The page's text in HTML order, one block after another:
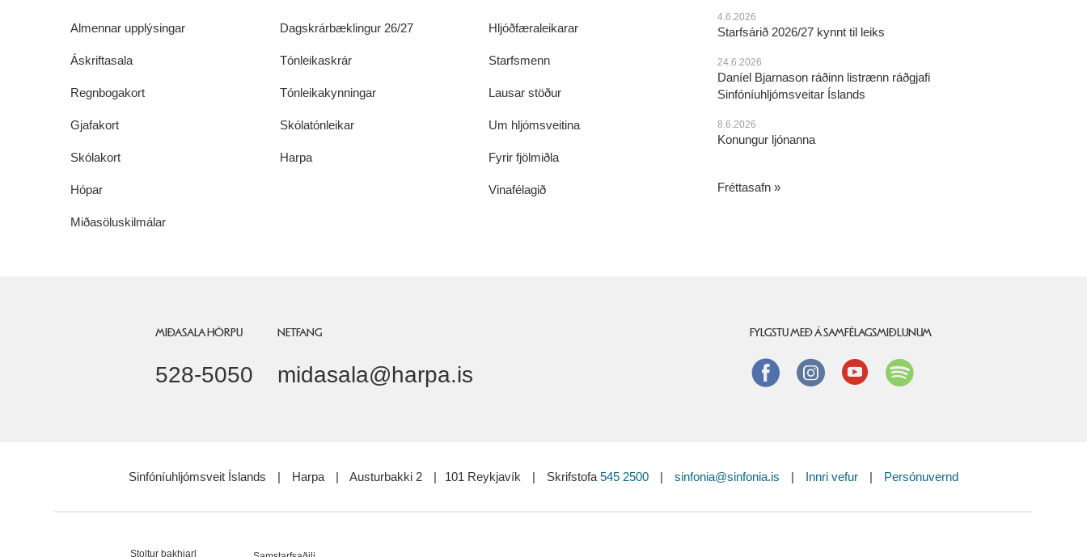
Almennar upplýsingar
Áskriftasala
Regnbogakort
Gjafakort
Skólakort
Hópar
Miðasöluskilmálar
Dagskrárbæklingur 26/27
Tónleikaskrár
Tónleikakynningar
Skólatónleikar
Harpa
Hljóðfæraleikarar
Starfsmenn
Lausar stöður
Um hljómsveitina
Fyrir fjölmiðla
Vinafélagið
4.6.2026
Starfsárið 2026/27 kynnt til leiks
24.6.2026
Daníel Bjarnason ráðinn listrænn ráðgjafi
Sinfóníuhljómsveitar Íslands
8.6.2026
Konungur ljónanna
Fréttasafn
MIÐASALA HÖRPU
528-5050
NETFANG
midasala@harpa.is
FYLGSTU MEÐ Á SAMFÉLAGSMIÐLUNUM
FacebookinstagramYoutube
Sinfóníuhljómsveit Íslands | Harpa | Austurbakki 2 | 101 Reykjavík | Skrifstofa 545 2500 | sinfonia@sinfonia.is | Innri vefur | Persónuvernd
Stoltur bakhjarl